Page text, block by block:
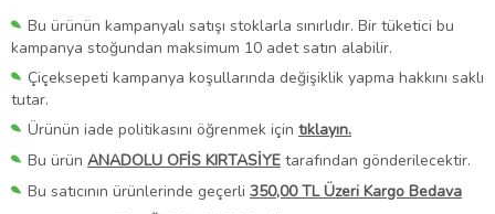
Bu ürünün kampanyalı satışı stoklarla sınırlıdır. Bir tüketici bu
kampanya stoğundan maksimum 10 adet satın alabilir.
Çiçeksepeti kampanya koşullarında değişiklik yapma hakkını saklı
tutar.
Ürünün iade politikasını öğrenmek için tıklayın.
Bu ürün ANADOLU OFİS KIRTASİYE tarafından gönderilecektir.
Bu satıcının ürünlerinde geçerli 350,00 TL Üzeri Kargo Bedava